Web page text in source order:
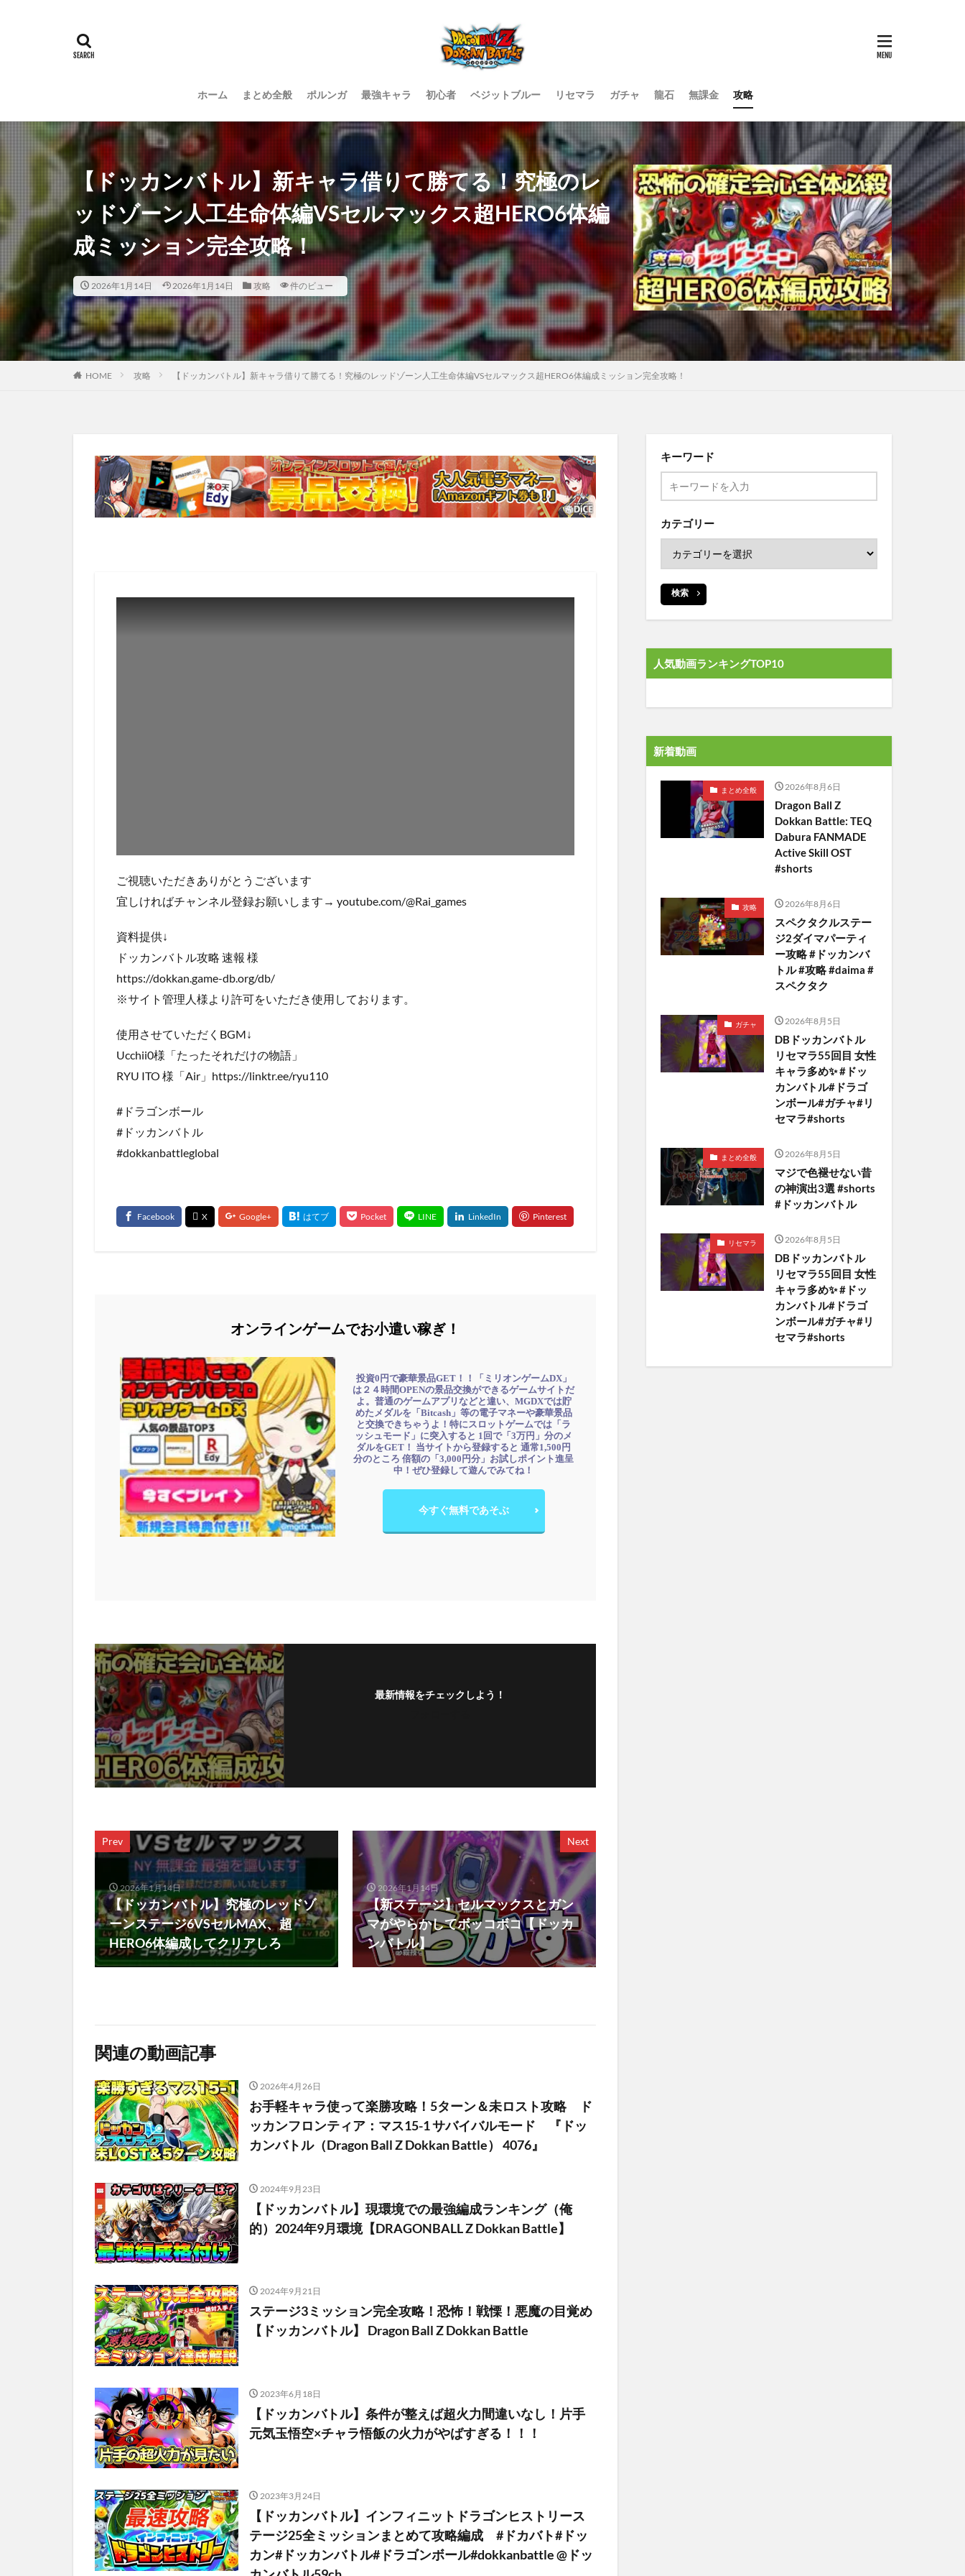
ホーム まとめ全般 ポルンガ 最強キャラ 初心者 ベジットブルー リセマラ ガチャ 龍石 無課金 攻略
【ドッカンバトル】新キャラ借りて勝てる！究極のレ
ッドゾーン人工生命体編VSセルマックス超HERO6体編
成ミッション完全攻略！
2026年1月14日 2026年1月14日 攻略 件のビュー
HOME 攻略 【ドッカンバトル】新キャラ借りて勝てる！究極のレッドゾーン人工生命体編VSセルマックス超HERO6体編成ミッション完全攻略！
ご視聴いただきありがとうございます
宜しければチャンネル登録お願いします→ youtube.com/@Rai_games
資料提供↓
ドッカンバトル攻略 速報 様
https://dokkan.game-db.org/db/
※サイト管理人様より許可をいただき使用しております。
使用させていただくBGM↓
Ucchii0様「たったそれだけの物語」
RYU ITO 様「Air」https://linktr.ee/ryu110
#ドラゴンボール
#ドッカンバトル
#dokkanbattleglobal
オンラインゲームでお小遣い稼ぎ！
投資0円で豪華景品GET！！「ミリオンゲームDX」
は２４時間OPENの景品交換ができるゲームサイトだ
よ。普通のゲームアプリなどと違い、MGDXでは貯
めたメダルを「Bitcash」等の電子マネーや豪華景品
と交換できちゃうよ！特にスロットゲームでは「ラ
ッシュモード」に突入すると 1回で「3万円」分のメ
ダルをGET！ 当サイトから登録すると 通常1,500円
分のところ 倍額の「3,000円分」お試しポイント進呈
中！ぜひ登録して遊んでみてね！
今すぐ無料であそぶ
最新情報をチェックしよう！
Prev
2026年1月14日
【ドッカンバトル】究極のレッドゾ
ーンステージ6VSセルMAX、超
HERO6体編成してクリアしろ
Next
2026年1月14日
【新ステージ】セルマックスとガン
マがやらかしてボッコボコ【ドッカ
ンバトル】
関連の動画記事
2026年4月26日
お手軽キャラ使って楽勝攻略！5ターン＆未ロスト攻略 ド
ッカンフロンティア：マス15-1 サバイバルモード 『ドッ
カンバトル（Dragon Ball Z Dokkan Battle） 4076』
2024年9月23日
【ドッカンバトル】現環境での最強編成ランキング（俺
的）2024年9月環境【DRAGONBALL Z Dokkan Battle】
2024年9月21日
ステージ3ミッション完全攻略！恐怖！戦慄！悪魔の目覚め
【ドッカンバトル】 Dragon Ball Z Dokkan Battle
2023年6月18日
【ドッカンバトル】条件が整えば超火力間違いなし！片手
元気玉悟空×チャラ悟飯の火力がやばすぎる！！！
2023年3月24日
【ドッカンバトル】インフィニットドラゴンヒストリース
テージ25全ミッションまとめて攻略編成 #ドカバト#ドッ
カン#ドッカンバトル#ドラゴンボール#dokkanbattle @ドッ
キーワード
カテゴリー
検索
人気動画ランキングTOP10
新着動画
まとめ全般 2026年8月6日
Dragon Ball Z
Dokkan Battle: TEQ
Dabura FANMADE
Active Skill OST
#shorts
攻略 2026年8月6日
スペクタクルステー
ジ2ダイマパーティ
ー攻略 #ドッカンバ
トル #攻略 #daima #
スペクタク
ガチャ 2026年8月5日
DBドッカンバトル
リセマラ55回目 女性
キャラ多め✨️ #ドッ
カンバトル#ドラゴ
ンボール#ガチャ#リ
セマラ#shorts
まとめ全般 2026年8月5日
マジで色褪せない昔
の神演出3選 #shorts
#ドッカンバトル
リセマラ 2026年8月5日
DBドッカンバトル
リセマラ55回目 女性
キャラ多め✨️ #ドッ
カンバトル#ドラゴ
ンボール#ガチャ#リ
セマラ#shorts